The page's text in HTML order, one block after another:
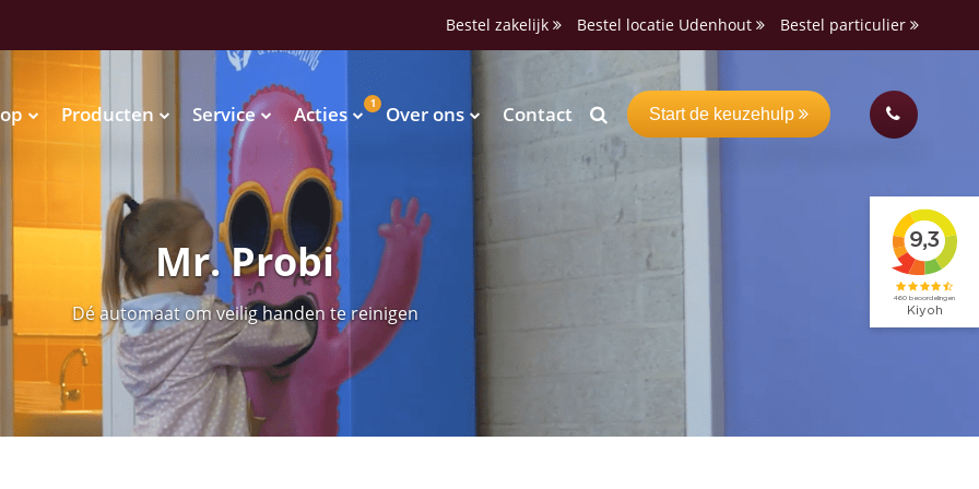
Bestel zakelijk Bestel locatie Udenhout Bestel particulier
1
Waterkoelers
Waterkoelers
Vendingmachines
Vendingmachines
Producten Service Acties Over ons Contact Start de keuzehulp
Mr. Probi
Dé automaat om veilig handen te reinigen